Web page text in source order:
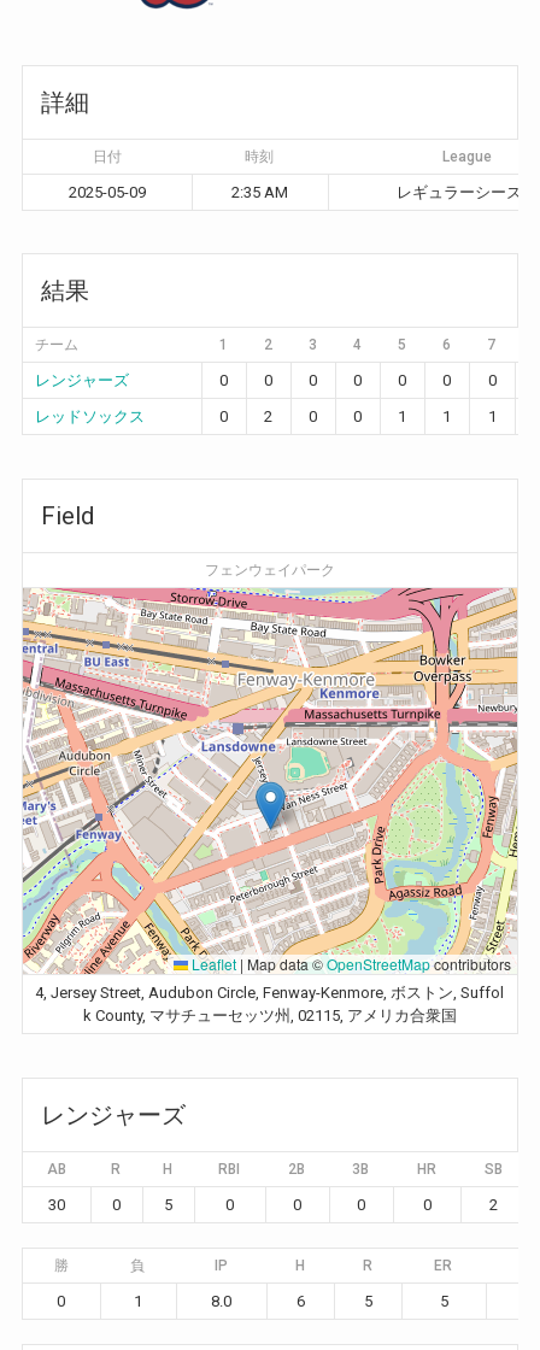
詳細
日付 時刻 League
2025-05-09 2:35 AM レギュラーシーズン
結果
チーム 1 2 3 4 5 6 7
レンジャーズ 0 0 0 0 0 0 0
レッドソックス
0 2 0 0 1 1 1
Field
フェンウェイパーク
Leaflet | Map data ©OpenStreetMapcontributors
4, Jersey Street, Audubon Circle, Fenway-Kenmore, ボストン, Suffol
k County, マサチューセッツ州, 02115, アメリカ合衆国
レンジャーズ
AB R H RBI 2B 3B HR SB
30 0 5 0 0 0 0 2
勝 負 IP H R ER
0 1 8.0 6 5 5